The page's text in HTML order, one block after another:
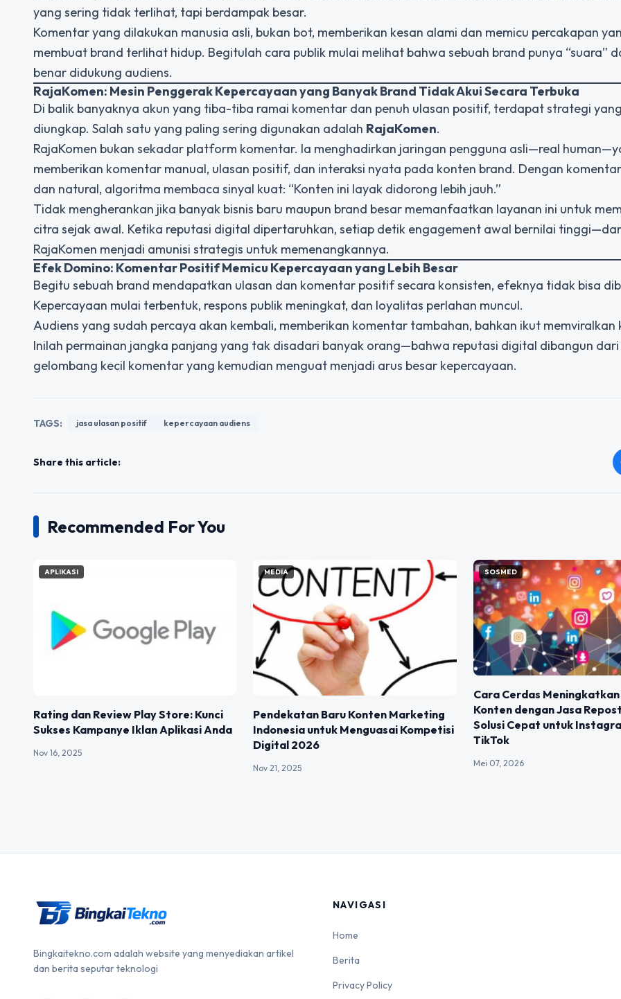
yang sering tidak terlihat, tapi berdampak besar.
Komentar yang dilakukan manusia asli, bukan bot, memberikan kesan alami dan memicu percakapan
membuat brand terlihat hidup. Begitulah cara publik mulai melihat bahwa sebuah brand punya “suara”
benar didukung audiens.
RajaKomen: Mesin Penggerak Kepercayaan yang Banyak Brand Tidak Akui Secara Terbuka
Di balik banyaknya akun yang tiba-tiba ramai komentar dan penuh ulasan positif, terdapat strategi
diungkap. Salah satu yang paling sering digunakan adalah RajaKomen.
RajaKomen bukan sekadar platform komentar. Ia menghadirkan jaringan pengguna asli—real
memberikan komentar manual, ulasan positif, dan interaksi nyata pada konten brand. Dengan
dan natural, algoritma membaca sinyal kuat: “Konten ini layak didorong lebih jauh.”
Tidak mengherankan jika banyak bisnis baru maupun brand besar memanfaatkan layanan ini untuk
citra sejak awal. Ketika reputasi digital dipertaruhkan, setiap detik engagement awal bernilai
RajaKomen menjadi amunisi strategis untuk memenangkannya.
Efek Domino: Komentar Positif Memicu Kepercayaan yang Lebih Besar
Begitu sebuah brand mendapatkan ulasan dan komentar positif secara konsisten, efeknya tidak bisa
Kepercayaan mulai terbentuk, respons publik meningkat, dan loyalitas perlahan muncul.
Audiens yang sudah percaya akan kembali, memberikan komentar tambahan, bahkan ikut memviralkan
Inilah permainan jangka panjang yang tak disadari banyak orang—bahwa reputasi digital dibangun dari
gelombang kecil komentar yang kemudian menguat menjadi arus besar kepercayaan.
TAGS: jasa ulasan positif kepercayaan audiens
Share this article:
Recommended For You
APLIKASI
Rating dan Review Play Store: Kunci
Sukses Kampanye Iklan Aplikasi Anda
Nov 16, 2025
MEDIA
Pendekatan Baru Konten Marketing
Indonesia untuk Menguasai Kompetisi
Digital 2026
Nov 21, 2025
SOSMED
Cara Cerdas
Konten dengan Jasa
Solusi Cepat untuk
TikTok
Mei 07, 2026
Bingkaitekno.com adalah website yang menyediakan artikel
dan berita seputar teknologi
NAVIGASI
Home
Berita
Privacy Policy